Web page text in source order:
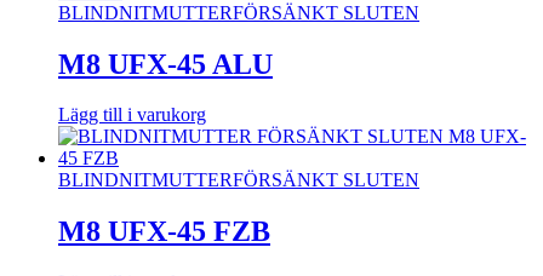
BLINDNITMUTTERFÖRSÄNKT SLUTEN
M8 UFX-45 ALU
Lägg till i varukorg
BLINDNITMUTTERFÖRSÄNKT SLUTEN
M8 UFX-45 FZB